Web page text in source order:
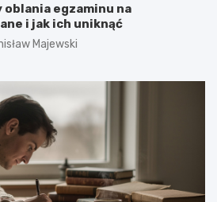
egzaminu na
i jak ich uniknąć
Majewski